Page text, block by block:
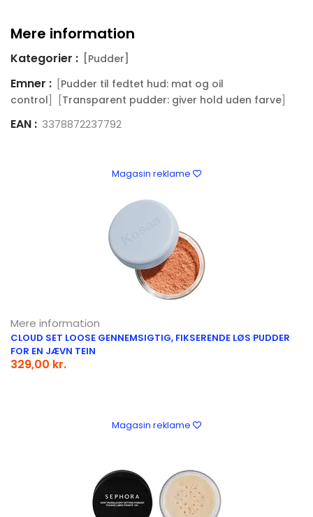
Mere information
Kategorier : [Pudder]
Emner : [Pudder til fedtet hud: mat og oil
control] [Transparent pudder: giver hold uden farve]
EAN : 3378872237792
Magasin reklame
Mere information
CLOUD SET LOOSE GENNEMSIGTIG, FIKSERENDE LØS PUDDER
FOR EN JÆVN TEIN
329,00 kr.
Magasin reklame